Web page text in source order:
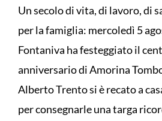
Un secolo di vita, di lavoro, di
per la famiglia: mercoledì 5
Fontaniva ha festeggiato il
anniversario di Amorina
Alberto Trento si è recato a
per consegnarle una targa